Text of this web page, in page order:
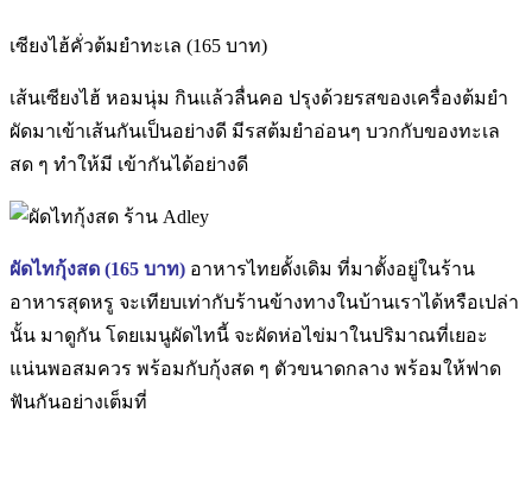
เซียงไฮ้คั่วต้มยำทะเล (165 บาท)
เส้นเซียงไฮ้ หอมนุ่ม กินแล้วลื่นคอ ปรุงด้วยรสของเครื่องต้มยำ
ผัดมาเข้าเส้นกันเป็นอย่างดี มีรสต้มยำอ่อนๆ บวกกับของทะเล
สด ๆ ทำให้มี เข้ากันได้อย่างดี
ผัดไทกุ้งสด (165 บาท) อาหารไทยดั้งเดิม ที่มาตั้งอยู่ในร้าน
อาหารสุดหรู จะเทียบเท่ากับร้านข้างทางในบ้านเราได้หรือเปล่า
นั้น มาดูกัน โดยเมนูผัดไทนี้ จะผัดห่อไข่มาในปริมาณที่เยอะ
แน่นพอสมควร พร้อมกับกุ้งสด ๆ ตัวขนาดกลาง พร้อมให้ฟาด
ฟันกันอย่างเต็มที่